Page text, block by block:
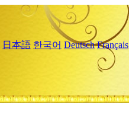
日本語 한국어 Deutsch Français